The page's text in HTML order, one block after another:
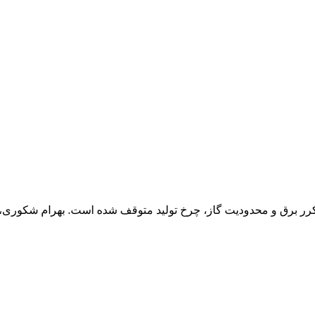
برق و محدودیت گاز، چرخ تولید متوقف شده است. بهرام